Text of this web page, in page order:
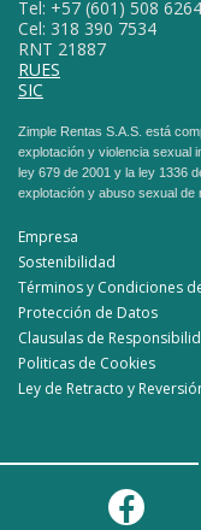
Tel: +57 (601) 508 6264
Cel: 318 390 7534
RNT 21887
RUES
SIC
Zimple Rentas S.A.S. está
explotación y violencia sexual
ley 679 de 2001 y la ley 1336
explotación y abuso sexual de
Empresa
Sostenibilidad
Términos y Condiciones
Protección de Datos
Clausulas de
Politicas de Cookies
Ley de Retracto y